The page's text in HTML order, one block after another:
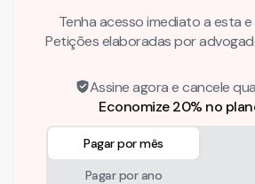
Tenha acesso imediato a esta
Petições elaboradas por
Assine agora e cancele
Economize 20% no
Pagar por mês
Pagar por ano